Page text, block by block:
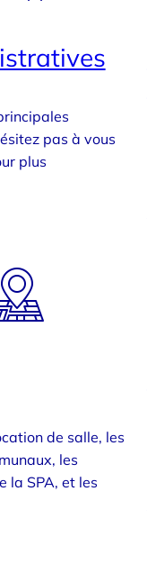
pas à vous
plus
de salle, les
les
la SPA, et les